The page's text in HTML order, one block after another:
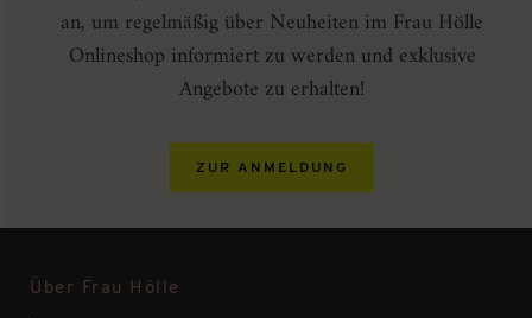
an, um regelmäßig über Neuheiten im Frau Hölle
Onlineshop informiert zu werden und exklusive
Angebote zu erhalten!
ZUR ANMELDUNG
Über Frau Hölle